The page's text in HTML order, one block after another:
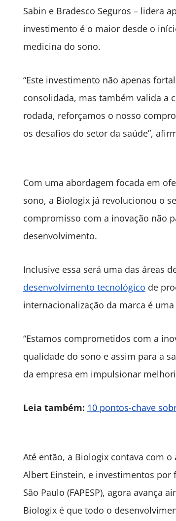
Sabin e Bradesco Seguros – lidera
investimento é o maior desde o
medicina do sono.
“Este investimento não apenas
consolidada, mas também valida a
rodada, reforçamos o nosso
os desafios do setor da saúde”,
Com uma abordagem focada em
sono, a Biologix já revolucionou o
compromisso com a inovação não
desenvolvimento.
Inclusive essa será uma das áreas
desenvolvimento tecnológico de
internacionalização da marca é
“Estamos comprometidos com a
qualidade do sono e assim para a
da empresa em impulsionar
Leia também: 10 pontos-chave
Até então, a Biologix contava com
Albert Einstein, e investimentos por
São Paulo (FAPESP), agora avança
Biologix é que todo o